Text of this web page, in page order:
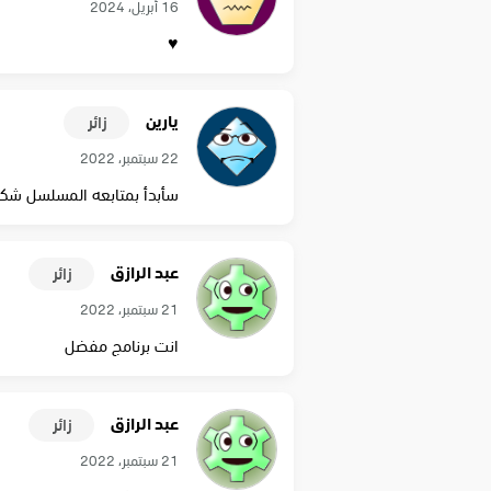
16 أبريل، 2024
♥️
يارين زائر
22 سبتمبر، 2022
سأبدأ بمتابعه المسلسل
عبد الرازق زائر
21 سبتمبر، 2022
انت برنامج مفضل
عبد الرازق زائر
21 سبتمبر، 2022